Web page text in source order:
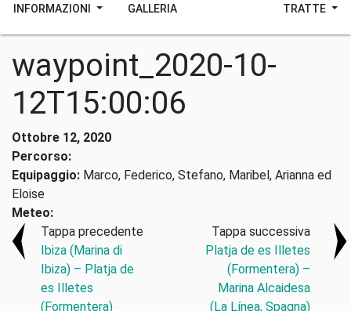
INFORMAZIONI GALLERIA TRATTE
waypoint_2020-10-
12T15:00:06
Ottobre 12, 2020
Percorso:
Equipaggio: Marco, Federico, Stefano, Maribel, Arianna ed
Eloise
Meteo:
Tappa precedente
Ibiza (Marina di
Ibiza) – Platja de
es Illetes
(Formentera)
Tappa successiva
Platja de es Illetes
(Formentera) –
Marina Alcaidesa
(La Línea, Spagna)